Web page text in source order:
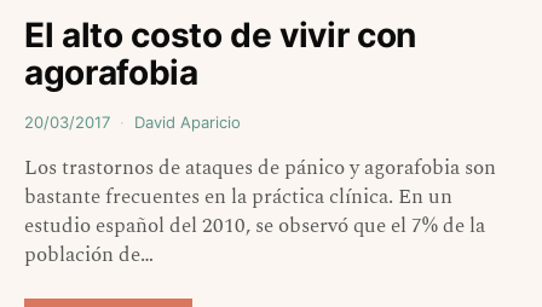
El alto costo de vivir con
agorafobia
20/03/2017 David Aparicio
Los trastornos de ataques de pánico y agorafobia son
bastante frecuentes en la práctica clínica. En un
estudio español del 2010, se observó que el 7% de la
población de…